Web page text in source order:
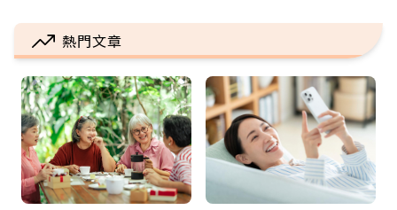
熱門文章